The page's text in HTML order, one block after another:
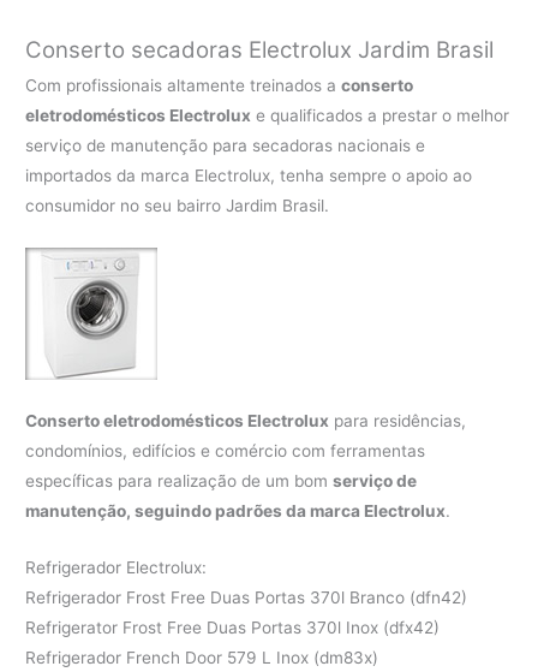
Conserto secadoras Electrolux Jardim Brasil
Com profissionais altamente treinados aconserto
eletrodomésticos Electrolux e qualificados a prestar o melhor
serviço de manutenção para secadoras nacionais e
importados da marca Electrolux, tenha sempre o apoio ao
consumidor no seu bairro Jardim Brasil.
Conserto eletrodomésticos Electrolux para residências,
condomínios, edifícios e comércio com ferramentas
específicas para realização de um bomserviço de
manutenção, seguindo padrões da marca Electrolux.
Refrigerador Electrolux:
Refrigerador Frost Free Duas Portas 370l Branco (dfn42)
Refrigerator Frost Free Duas Portas 370l Inox (dfx42)
Refrigerador French Door 579 L Inox (dm83x)